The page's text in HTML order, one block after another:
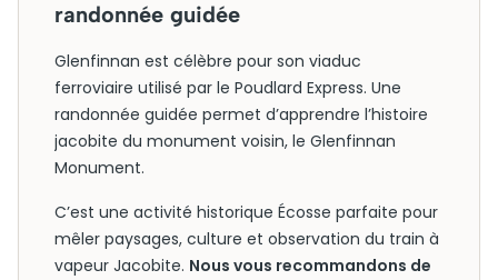
randonnée guidée
Glenfinnan est célèbre pour son viaduc
ferroviaire utilisé par le Poudlard Express. Une
randonnée guidée permet d’apprendre l’histoire
jacobite du monument voisin, le Glenfinnan
Monument.
C’est une activité historique Écosse parfaite pour
mêler paysages, culture et observation du train à
vapeur Jacobite. Nous vous recommandons de